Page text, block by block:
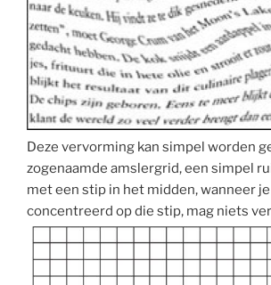
Deze vervorming kan simpel worden
zogenaamde amslergrid, een simpel
met een stip in het midden, wanneer
concentreerd op die stip, mag niets